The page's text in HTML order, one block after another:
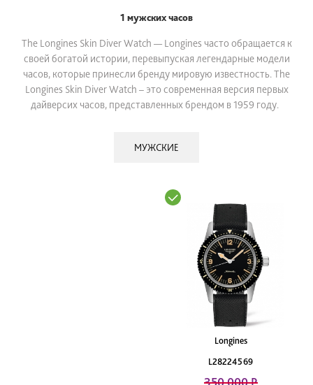
Longines
L28224569
350 000 Р
1 мужских часов
The Longines Skin Diver Watch — Longines часто обращается к
своей богатой истории, перевыпуская легендарные модели
часов, которые принесли бренду мировую известность. The
Longines Skin Diver Watch – это современная версия первых
дайверсих часов, представленных брендом в 1959 году.
МУЖСКИЕ